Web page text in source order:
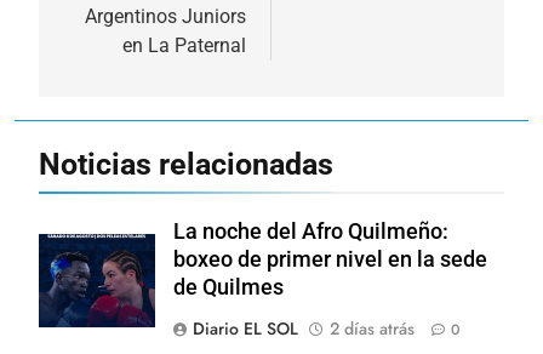
Argentinos Juniors
en La Paternal
Noticias relacionadas
La noche del Afro Quilmeño:
boxeo de primer nivel en la sede
de Quilmes
Diario EL SOL
2 días atrás 0